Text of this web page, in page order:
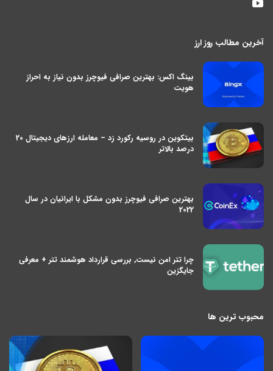
آخرین مطالب روز ارز
بینگ اکس: بهترین صرافی فیوچرز بدون نیاز به احراز
هویت
بیتکوین در روسیه رکورد زد – معامله ارزهای دیجیتال 20
درصد بالاتر
بهترین صرافی فیوچرز بدون مشکل با ایرانیان در سال
2022
چرا تتر امن نیست, بررسی قرارداد هوشمند تتر + معرفی
جایگزین
محبوب ترین ها